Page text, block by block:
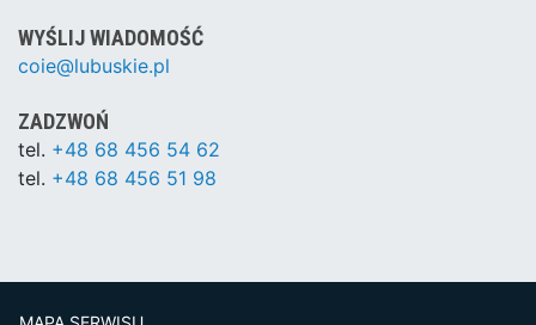
WYŚLIJ WIADOMOŚĆ
coie@lubuskie.pl
ZADZWOŃ
tel. +48 68 456 54 62
tel. +48 68 456 51 98